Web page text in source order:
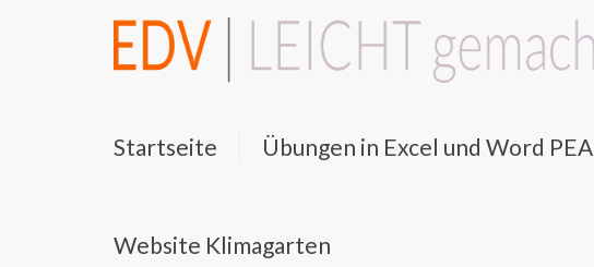
Startseite Übungen in Excel und Word PEA
Website Klimagarten